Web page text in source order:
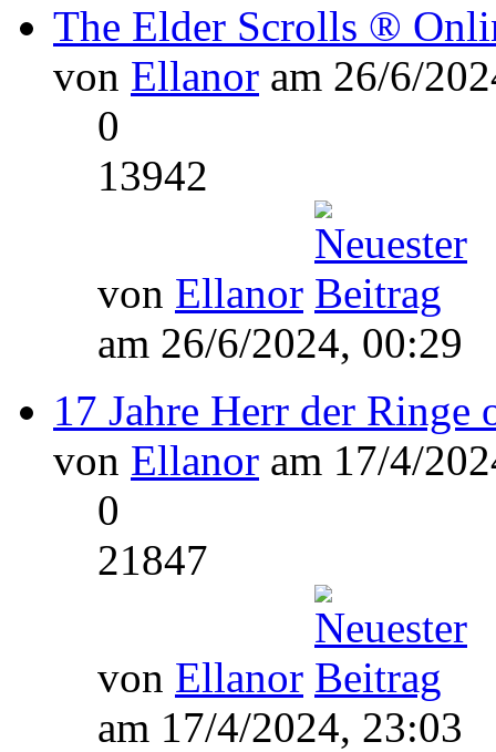
The Elder Scrolls ®
von Ellanor am 26/6/
0
13942
von Ellanor
am 26/6/2024, 00:29
17 Jahre Herr der Ringe
von Ellanor am 17/4/
0
21847
von Ellanor
am 17/4/2024, 23:03